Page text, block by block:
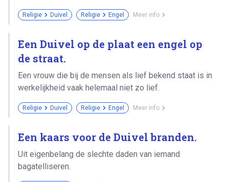
Religie Duivel Religie Engel Meer info
Een Duivel op de plaat een engel op
de straat.
Een vrouw die bij de mensen als lief bekend staat is in
werkelijkheid vaak helemaal niet zo lief.
Religie Duivel Religie Engel Meer info
Een kaars voor de Duivel branden.
Uit eigenbelang de slechte daden van iemand
bagatelliseren.